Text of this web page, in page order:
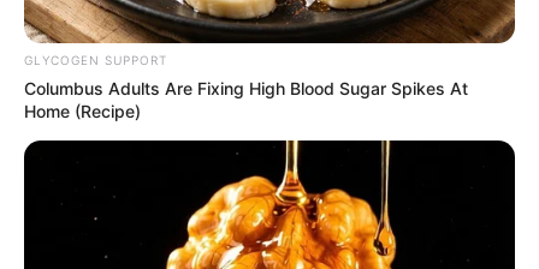
GLYCOGEN SUPPORT
Columbus Adults Are Fixing High Blood Sugar Spikes At
Home (Recipe)